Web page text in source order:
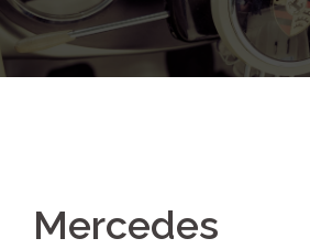
Mercedes